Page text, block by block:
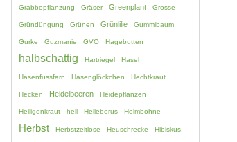
Grabbepflanzung Gräser Greenplant Grosse
Gründüngung Grünen Grünlilie Gummibaum
Gurke Guzmanie GVO Hagebutten
halbschattig Hartriegel Hasel
Hasenfussfarn Hasenglöckchen Hechtkraut
Hecken Heidelbeeren Heidepflanzen
Heiligenkraut hell Helleborus Helmbohne
Herbst Herbstzeitlose Heuschrecke Hibiskus